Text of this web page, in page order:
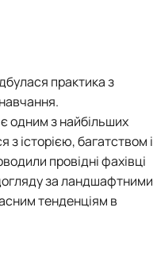
практика з
одним з найбільших
з історією, багатством і
провідні фахівці
догляду за ландшафтними
тенденціям в